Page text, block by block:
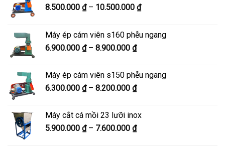
8.500.000 ₫ – 10.500.000 ₫Khoảng
8.500.000 ₫
Máy ép cám viên s160 phễu ngang
6.900.000 ₫ – 8.900.000 ₫Khoảng
từ
6.900.000 ₫
đến
Máy ép cám viên s150 phễu ngang
6.300.000 ₫ – 8.200.000 ₫Khoảng
6.300.000 ₫
đến
Máy cắt cá mồi 23 lưỡi inox
5.900.000 ₫ – 7.600.000 ₫Khoảng